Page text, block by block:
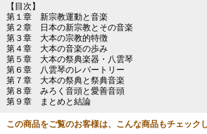
【目次】
第１章 新宗教運動と音楽
第２章 日本の新宗教とその音楽
第３章 大本の宗教的特徴
第４章 大本の音楽の歩み
第５章 大本の祭典楽器・八雲琴
第６章 八雲琴のレパートリー
第７章 大本の祭典と祭典音楽
第８章 みろく音頭と愛善音頭
第９章 まとめと結論
この商品をご覧のお客様は、こんな商品もチェック